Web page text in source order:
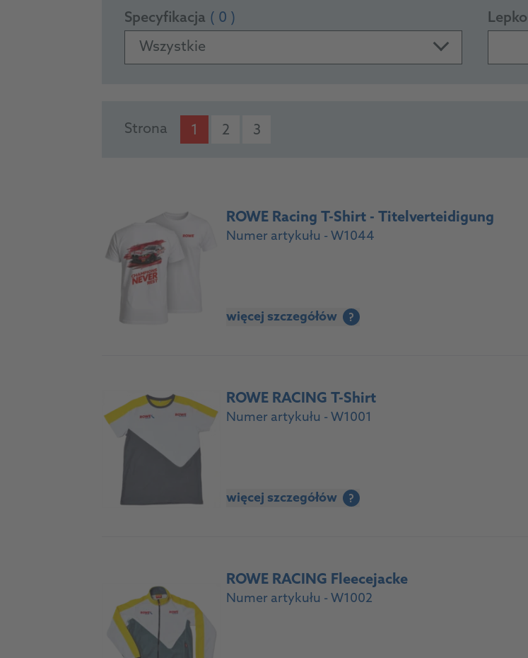
Specyfikacja ( 0 )
Wszystkie
PRODUCTS
Strona 1 2 3
ROWE Racing T-Shirt - Titelverteidigung
Numer artykułu - W1044
więcej szczegółów ?
ROWE RACING T-Shirt
Numer artykułu - W1001
więcej szczegółów ?
ROWE RACING Fleecejacke
Numer artykułu - W1002